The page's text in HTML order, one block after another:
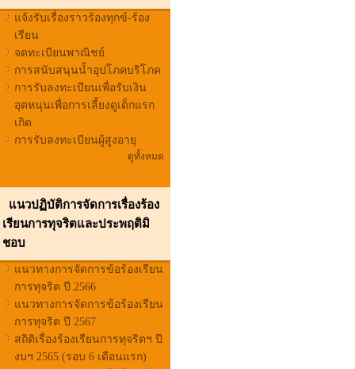
แจ้งรับเรื่องราวร้องทุกข์-ร้อง
เรียน
จดทะเบียนพาณิชย์
การสนับสนุนน้ำอุปโภคบริโภค
การรับลงทะเบียนเพื่อรับเงิน
อุดหนุนเพื่อการเลี้ยงดูเด็กแรก
เกิด
การรับลงทะเบียนผู้สูงอายุ
ดูทั้งหมด
แนวปฏิบัติการจัดการเรื่องร้อง
เรียนการทุจริตและประพฤติมิ
ชอบ
แนวทางการจัดการข้อร้องเรียน
การทุจริต ปี 2566
แนวทางการจัดการข้อร้องเรียน
การทุจริต ปี 2567
สถิติเรื่องร้องเรียนการทุจริตฯ ปี
งบฯ 2565 (รอบ 6 เดือนแรก)